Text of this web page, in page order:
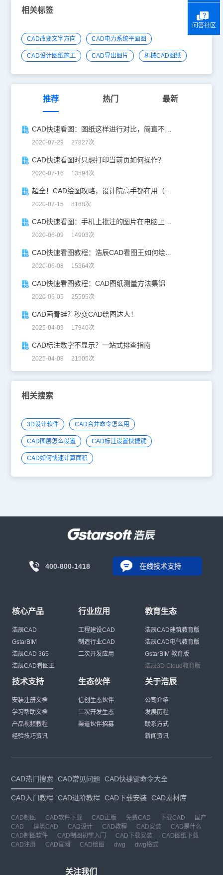
相关标签
CAD改变文字方向 CAD电力系统平面图
CAD设计图纸施工 CAD导出图片 机械CAD图纸
推荐 热门 最新
CAD快速看图：图纸这样进行对比，简直不要太方便！
2020-07-29 27827次
CAD快速看图时只想打印当前页如何操作？
2020-07-16 13594次
超全！CAD绘图攻略，设计院高手都在用（下）
2020-07-15 8168次
CAD快速看图：手机上批注的图片在电脑上如何查看？
2020-06-09 14903次
CAD快速看图教程：浩辰CAD看图王如何绘制圆弧
2020-06-08 15364次
CAD快速看图教程：CAD图纸测量方法集锦
2020-06-05 25595次
CAD画青蛙？秒变CAD绘图达人！
2025-04-09 17940次
CAD标注数字不显示？一站式排查指南
2025-04-08 21505次
相关搜索
3D设计软件 CAD合并命令怎么用
CAD图层怎么设置 CAD标注设置快捷键
CAD如何快速计算面积
400-800-1418 在线技术支持
核心产品
浩辰CAD
GstarBIM
浩辰CAD 365
浩辰CAD看图王
行业应用
工程建设CAD
制造行业CAD
二次开发应用
教育生态
浩辰CAD建筑教育版
浩辰CAD电气教育版
GstarBIM 教育版
浩辰3D Cloud教育版
技术支持
安装注册文档
学习帮助文档
产品视频教程
经验技巧资讯
生态伙伴
信创生态伙伴
二次开发生态
渠道伙伴招募
关于浩辰
公司介绍
发展历程
联系方式
新闻资讯
CAD热门搜索 CAD常见问题 CAD快捷键命令大全
CAD入门教程 CAD进阶教程 CAD下载安装 CAD素材库
CAD制图 CAD软件下载 CAD正版 免费CAD 下载CAD
国产
CAD
建筑CAD CAD设计 CAD教程 CAD安装
CAD是什么
CAD制图软件
CAD制图初学入门 CAD下载安装
CAD图纸下载
CAD注册
CAD官网 CAD绘图 dwg dwg格式
关注我们
问答社区